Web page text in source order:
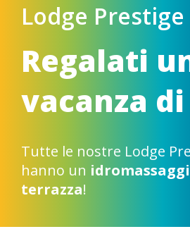
Lodge Prestige
Regalati
vacanza
Tutte le nostre Lodge
hanno un
terrazza!